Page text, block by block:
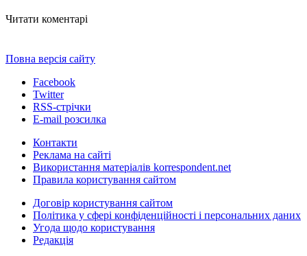
Читати коментарі
Повна версія сайту
Facebook
Twitter
RSS-стрічки
E-mail розсилка
Контакти
Реклама на сайті
Використання матеріалів korrespondent.net
Правила користування сайтом
Договір користування сайтом
Політика у сфері конфіденційності і персональних даних
Угода щодо користування
Редакція